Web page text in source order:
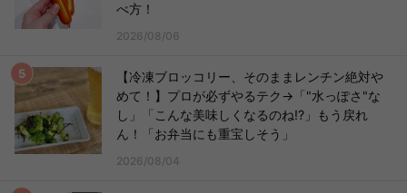
べ方！
2026/08/06
【冷凍ブロッコリー、そのままレンチン絶対や
めて！】プロが必ずやるテク→「"水っぽさ"な
し」「こんな美味しくなるのね!?」もう戻れ
ん！「お弁当にも重宝しそう」
2026/08/04